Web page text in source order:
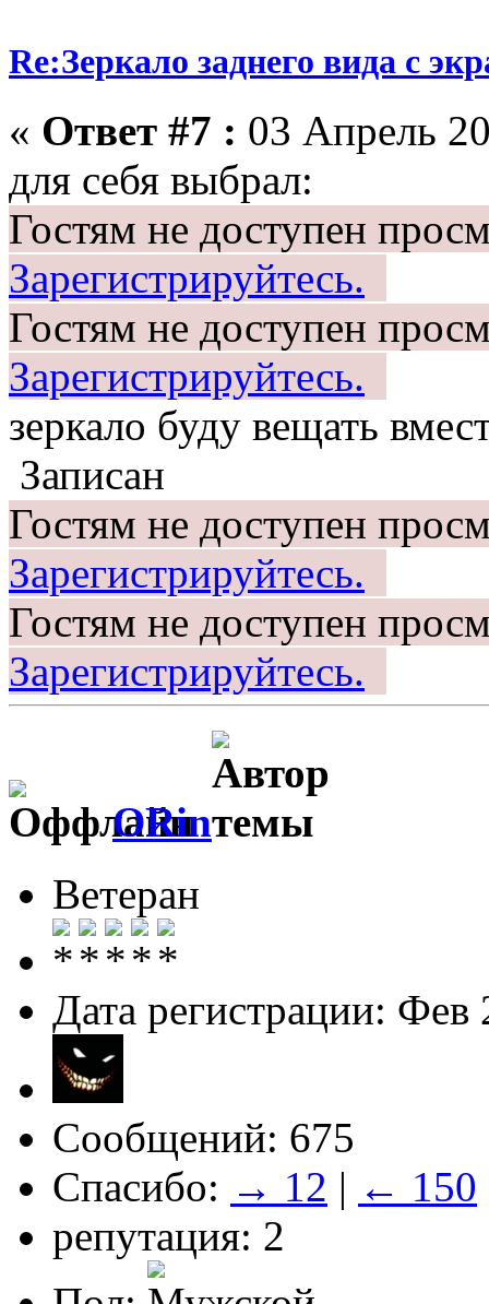
Re:Зеркало заднего вида с
« Ответ #7 : 03 Апрель
для себя выбрал:
Гостям не доступен
Зарегистрируйтесь.
Гостям не доступен
Зарегистрируйтесь.
зеркало буду вещать
Записан
Гостям не доступен
Зарегистрируйтесь.
Гостям не доступен
Зарегистрируйтесь.
ORin
Ветеран
Дата регистрации: Фев
Сообщений: 675
Спасибо: → 12 | ← 150
репутация: 2